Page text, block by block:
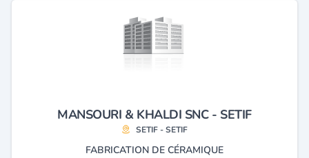
MANSOURI & KHALDI SNC - SETIF
SETIF - SETIF
FABRICATION DE CÉRAMIQUE